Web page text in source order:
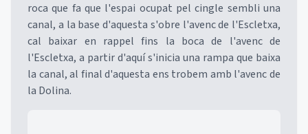
roca que fa que l'espai ocupat pel cingle sembli una
canal, a la base d'aquesta s'obre l'avenc de l'Escletxa,
cal baixar en rappel fins la boca de l'avenc de
l'Escletxa, a partir d'aquí s'inicia una rampa que baixa
la canal, al final d'aquesta ens trobem amb l'avenc de
la Dolina.